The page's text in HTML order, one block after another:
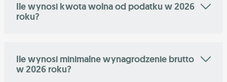
Ile wynosi kwota wolna od podatku w 2026
roku?
Ile wynosi minimalne wynagrodzenie brutto
w 2026 roku?